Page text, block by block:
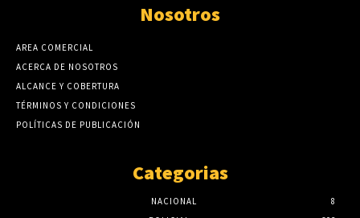
Nosotros
AREA COMERCIAL
ACERCA DE NOSOTROS
ALCANCE Y COBERTURA
TÉRMINOS Y CONDICIONES
POLÍTICAS DE PUBLICACIÓN
Categorias
NACIONAL
8